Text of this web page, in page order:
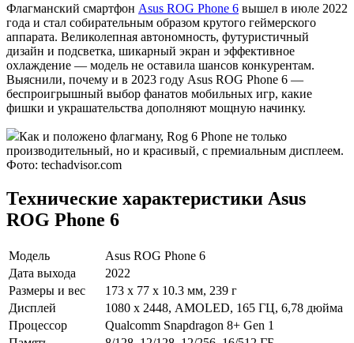
Флагманский смартфон Asus ROG Phone 6 вышел в июле 2022
года и стал собирательным образом крутого геймерского
аппарата. Великолепная автономность, футуристичный
дизайн и подсветка, шикарный экран и эффективное
охлаждение — модель не оставила шансов конкурентам.
Выяснили, почему и в 2023 году Asus ROG Phone 6 —
беспроигрышный выбор фанатов мобильных игр, какие
фишки и украшательства дополняют мощную начинку.
Как и положено флагману, Rog 6 Phone не только
производительный, но и красивый, с премиальным дисплеем.
Фото: techadvisor.com
Технические характеристики Asus
ROG Phone 6
Модель
Asus ROG Phone 6
Дата выхода
2022
Размеры и вес
173 x 77 x 10.3 мм, 239 г
Дисплей
1080 х 2448, AMOLED, 165 ГЦ, 6,78 дюйма
Процессор
Qualcomm Snapdragon 8+ Gen 1